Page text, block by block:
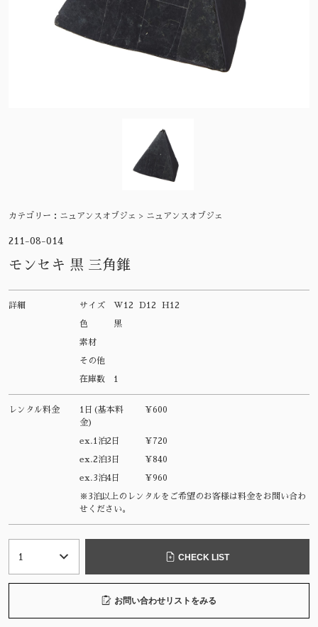
カテゴリー： ニュアンスオブジェ > ニュアンスオブジェ
211-08-014
モンセキ 黒 三角錐
詳細 サイズ W12 D12 H12
色 黒
素材
その他
在庫数 1
レンタル料金
1日(基本料
金)
¥600
ex.1泊2日 ¥720
ex.2泊3日 ¥840
ex.3泊4日 ¥960
※3泊以上のレンタルをご希望のお客様は料金をお問い合わ
せください。
CHECK LIST
お問い合わせリストをみる